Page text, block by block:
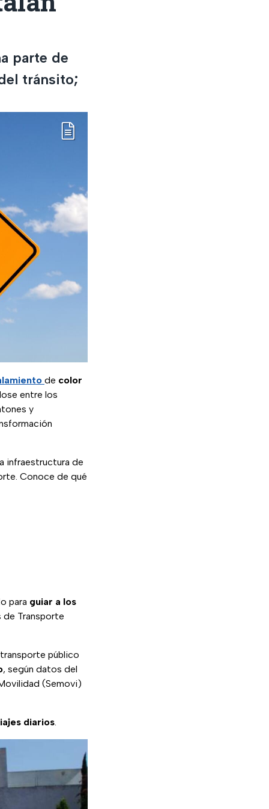
parte de
tránsito;
de color
entre los
y
infraestructura de
Conoce de qué
para guiar a los
Transporte
público
, según datos del
(Semovi)
diarios.